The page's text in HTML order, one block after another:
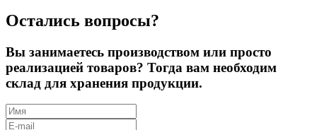
Остались вопросы?
Вы занимаетесь производством или просто
реализацией товаров? Тогда вам необходим
склад для хранения продукции.